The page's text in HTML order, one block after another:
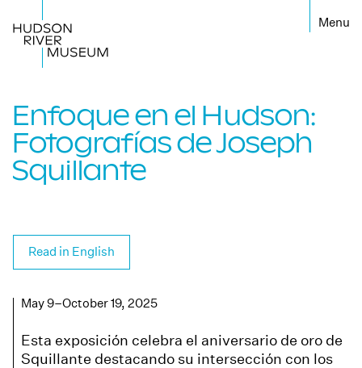
Enfoque en el Hudson:
Fotografías de Joseph
Squillante
Read in English
May 9–October 19, 2025
Esta exposición celebra el aniversario de oro de
Squillante destacando su intersección con los